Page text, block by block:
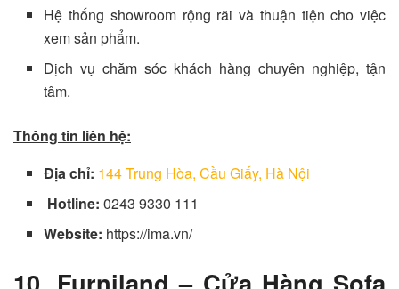
Hệ thống showroom rộng rãi và thuận tiện cho việc
xem sản phẩm.
Dịch vụ chăm sóc khách hàng chuyên nghiệp, tận
tâm.
Thông tin liên hệ:
Địa chỉ: 144 Trung Hòa, Cầu Giấy, Hà Nội
Hotline: 0243 9330 111
Website: https://ima.vn/